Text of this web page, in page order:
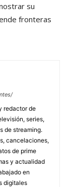
su
fronteras
redactor de
series,
de streaming.
cancelaciones,
de prime
y actualidad
en
digitales